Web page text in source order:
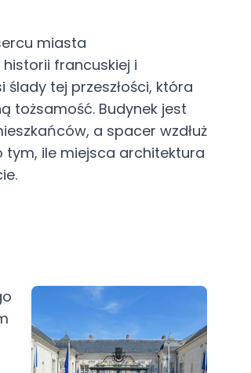
miasta
francuskiej i
tej przeszłości, która
tożsamość. Budynek jest
a spacer wzdłuż
tym, ile miejsca architektura